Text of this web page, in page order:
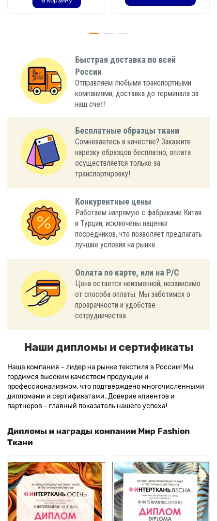
Быстрая доставка по всей
России
Отправляем любыми транспортными
компаниями, доставка до терминала за
наш счет!
Бесплатные образцы ткани
Сомневаетесь в качестве? Закажите
нарезку образцов бесплатно, оплата
осуществляется только за
транспортировку!
Конкурентные цены
Работаем напрямую с фабриками Китая
и Турции, исключены наценки
посредников, что позволяет предлагать
лучшие условия на рынке.
Оплата по карте, или на Р/С
Цена остается неизменной, независимо
от способа оплаты. Мы заботимся о
прозрачности и удобстве
сотрудничества.
Наши дипломы и сертификаты
Наша компания – лидер на рынке текстиля в России! Мы
гордимся высоким качеством продукции и
профессионализмом, что подтверждено многочисленными
дипломами и сертификатами. Доверие клиентов и
партнеров – главный показатель нашего успеха!
Дипломы и награды компании Мир Fashion
Ткани